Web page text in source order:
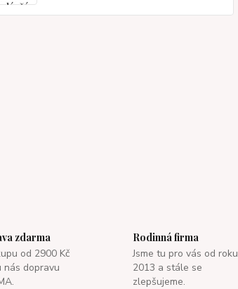
zdarma
od 2900 Kč
nás dopravu
Rodinná firma
Jsme tu pro vás od roku
2013 a stále se
zlepšujeme.